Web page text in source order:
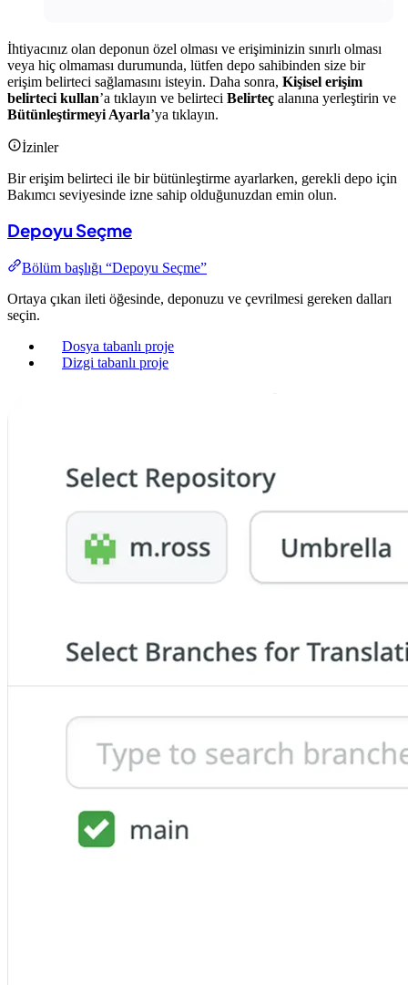
İhtiyacınız olan deponun özel olması ve erişiminizin sınırlı olması
veya hiç olmaması durumunda, lütfen depo sahibinden size bir
erişim belirteci sağlamasını isteyin. Daha sonra, Kişisel erişim
belirteci kullan’a tıklayın ve belirteci Belirteç alanına yerleştirin ve
Bütünleştirmeyi Ayarla’ya tıklayın.
İzinler
Bir erişim belirteci ile bir bütünleştirme ayarlarken, gerekli depo için
Bakımcı seviyesinde izne sahip olduğunuzdan emin olun.
Depoyu Seçme
Bölüm başlığı “Depoyu Seçme”
Ortaya çıkan ileti öğesinde, deponuzu ve çevrilmesi gereken dalları
seçin.
Dosya tabanlı proje
Dizgi tabanlı proje